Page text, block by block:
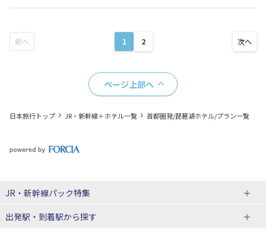
1 2
ページ上部へ
日本旅行トップ JR・新幹線＋ホテル一覧 首都圏発/琵琶湖ホテル/プラン一覧
JR・新幹線パック特集
JR・新幹線＋ホテルパック
出発駅・到着駅から探す